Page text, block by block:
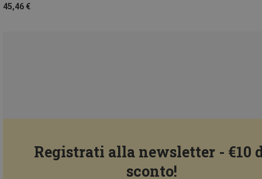
45,46 €
Registrati alla newsletter - €10
sconto!